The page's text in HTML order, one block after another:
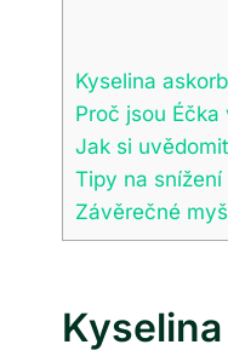
Kyselina
Proč jsou
Jak si
Tipy na
Závěrečné